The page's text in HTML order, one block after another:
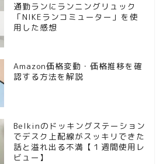
通勤ランにランニングリュック
「NIKEランコミューター」を使
用した感想
Amazon価格変動・価格推移を確
認する方法を解説
Belkinのドッキングステーション
でデスク上配線がスッキリできた
話と溢れ出る不満【１週間使用レ
ビュー】